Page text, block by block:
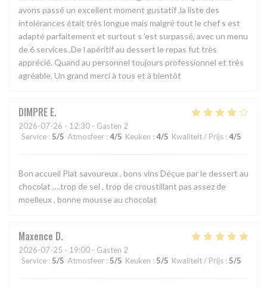
avons passé un excellent moment gustatif ,la liste des
intolérances était très longue mais malgré tout le chef s est
adapté parfaitement et surtout s ’est surpassé, avec un menu
de 6 services..De l apéritif au dessert le repas fut très
apprécié. Quand au personnel toujours professionnel et très
agréable. Un grand merci à tous et à bientôt
DIMPRE E
2026-07-26 - 12:30 - Gasten 2
Service : 5/5 Atmosfeer : 4/5 Keuken : 4/5 Kwaliteit / Prijs : 4/5
Bon accueil Plat savoureux , bons vins Déçue par le dessert au
chocolat ….trop de sel , trop de croustillant pas assez de
moelleux , bonne mousse au chocolat
Maxence D
2026-07-25 - 19:00 - Gasten 2
Service : 5/5 Atmosfeer : 5/5 Keuken : 5/5 Kwaliteit / Prijs : 5/5